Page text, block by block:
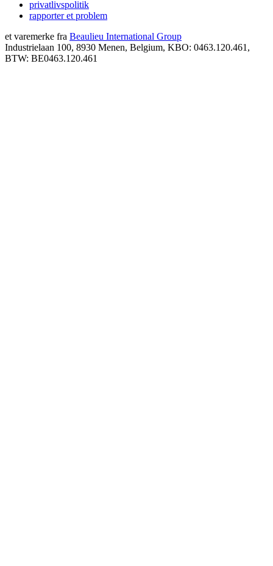
privatlivspolitik
rapporter et problem
et varemerke fra Beaulieu International Group
Industrielaan 100, 8930 Menen, Belgium, KBO: 0463.120.461,
BTW: BE0463.120.461